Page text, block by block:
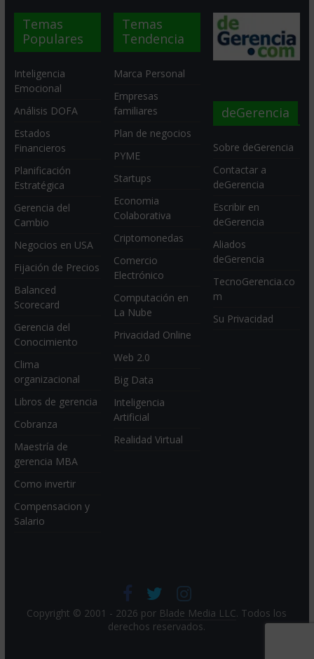
Temas
Populares
Inteligencia
Emocional
Análisis DOFA
Estados
Financieros
Planificación
Estratégica
Gerencia del
Cambio
Negocios en USA
Fijación de Precios
Balanced
Scorecard
Gerencia del
Conocimiento
Clima
organizacional
Libros de gerencia
Cobranza
Maestría de
gerencia MBA
Como invertir
Compensacion y
Salario
Temas
Tendencia
Marca Personal
Empresas
familiares
Plan de negocios
PYME
Startups
Economia
Colaborativa
Criptomonedas
Comercio
Electrónico
Computación en
La Nube
Privacidad Online
Web 2.0
Big Data
Inteligencia
Artificial
Realidad Virtual
deGerencia
Sobre deGerencia
Contactar a
deGerencia
Escribir en
deGerencia
Aliados
deGerencia
TecnoGerencia.co
m
Su Privacidad
Copyright © 2001 - 2026 por Blade Media LLC. Todos los
derechos reservados.